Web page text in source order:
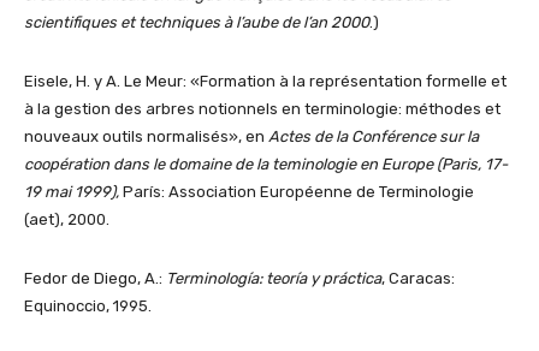
scientifiques et techniques à l’aube de l’an 2000.)
Eisele, H. y A. Le Meur: «Formation à la représentation formelle et
à la gestion des arbres notionnels en terminologie: méthodes et
nouveaux outils normalisés», en Actes de la Conférence sur la
coopération dans le domaine de la teminologie en Europe (Paris, 17-
19 mai 1999), París: Association Européenne de Terminologie
(aet), 2000.
Fedor de Diego, A.: Terminología: teoría y práctica, Caracas:
Equinoccio, 1995.